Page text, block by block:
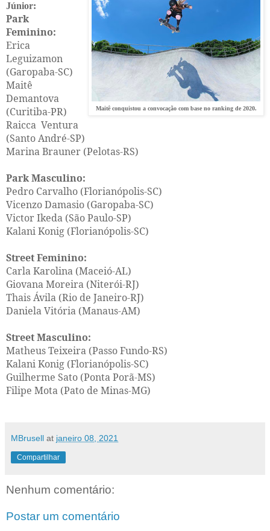
Maitê conquistou a convocação com base no ranking de 2020.
Júnior:
Park
Feminino:
Erica
Leguizamon
(Garopaba-SC)
Maitê
Demantova
(Curitiba-PR)
Raicca Ventura
(Santo André-SP)
Marina Brauner (Pelotas-RS)
Park Masculino:
Pedro Carvalho (Florianópolis-SC)
Vicenzo Damasio (Garopaba-SC)
Victor Ikeda (São Paulo-SP)
Kalani Konig (Florianópolis-SC)
Street Feminino:
Carla Karolina (Maceió-AL)
Giovana Moreira (Niterói-RJ)
Thais Ávila (Rio de Janeiro-RJ)
Daniela Vitória (Manaus-AM)
Street Masculino:
Matheus Teixeira (Passo Fundo-RS)
Kalani Konig (Florianópolis-SC)
Guilherme Sato (Ponta Porã-MS)
Filipe Mota (Pato de Minas-MG)
MBrusell at janeiro 08, 2021
Compartilhar
Nenhum comentário:
Postar um comentário